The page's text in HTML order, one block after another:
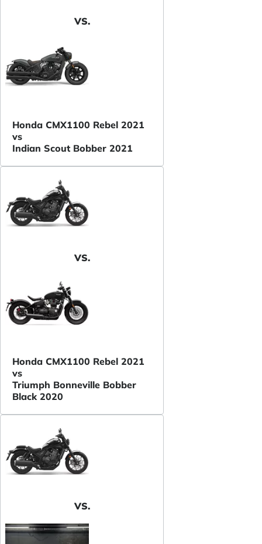
VS.
Honda CMX1100 Rebel 2021
vs
Indian Scout Bobber 2021
VS.
Honda CMX1100 Rebel 2021
vs
Triumph Bonneville Bobber
Black 2020
VS.